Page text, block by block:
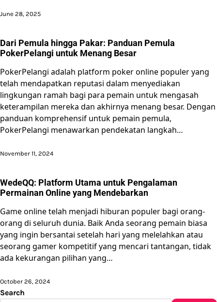
June 28, 2025
Dari Pemula hingga Pakar: Panduan Pemula
PokerPelangi untuk Menang Besar
PokerPelangi adalah platform poker online populer yang
telah mendapatkan reputasi dalam menyediakan
lingkungan ramah bagi para pemain untuk mengasah
keterampilan mereka dan akhirnya menang besar. Dengan
panduan komprehensif untuk pemain pemula,
PokerPelangi menawarkan pendekatan langkah…
November 11, 2024
WedeQQ: Platform Utama untuk Pengalaman
Permainan Online yang Mendebarkan
Game online telah menjadi hiburan populer bagi orang-
orang di seluruh dunia. Baik Anda seorang pemain biasa
yang ingin bersantai setelah hari yang melelahkan atau
seorang gamer kompetitif yang mencari tantangan, tidak
ada kekurangan pilihan yang…
October 26, 2024
Search